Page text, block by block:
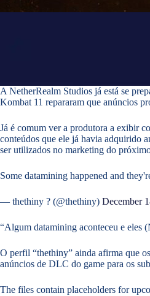
A NetherRealm Studios já está se
Kombat 11 repararam que anúncios
Já é comum ver a produtora a exibir
conteúdos que ele já havia adquirido
ser utilizados no marketing do
Some datamining happened and
— thethiny ? (@thethiny) December
“Algum datamining aconteceu e eles
O perfil “thethiny” ainda afirma que
anúncios de DLC do game para os
The files contain placeholders for